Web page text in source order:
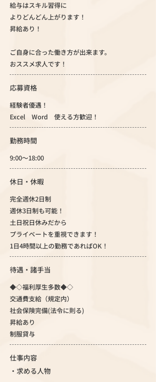
給与はスキル習得に
よりどんどん上がります！
昇給あり！
ご自身に合った働き方が出来ます。
おススメ求人です！
応募資格
経験者優遇！
Excel Word 使える方歓迎！
勤務時間
9:00～18:00
休日・休暇
完全週休2日制
週休3日制も可能！
土日祝日休みだから
プライベートを重視できます！
1日4時間以上の勤務であればOK！
待遇・諸手当
◆◇福利厚生多数◆◇
交通費支給（規定内）
社会保険完備(法令に則る)
昇給あり
制服貸与
仕事内容
・求める人物